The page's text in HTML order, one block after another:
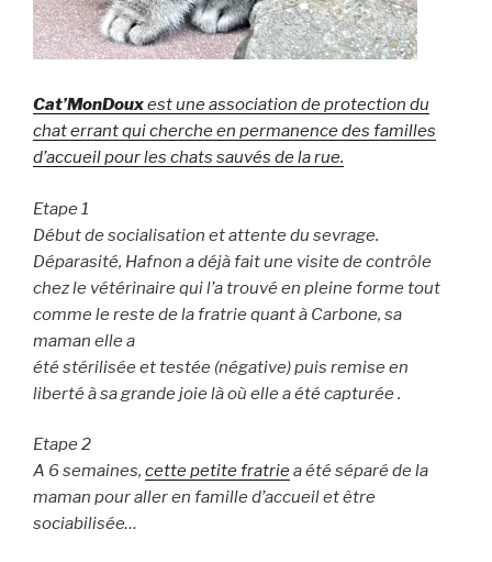
Cat’MonDouxest une association de protection du
chat errant qui cherche en permanence des familles
d’accueil pour les chats sauvés de la rue.
Etape 1
Début de socialisation et attente du sevrage.
Déparasité, Hafnon a déjà fait une visite de contrôle
chez le vétérinaire qui l’a trouvé en pleine forme tout
comme le reste de la fratrie quant à Carbone, sa
maman elle a
été stérilisée et testée (négative) puis remise en
liberté à sa grande joie là où elle a été capturée .
Etape 2
A 6 semaines, cette petite fratriea été séparé de la
maman pour aller en famille d’accueil et être
sociabilisée…